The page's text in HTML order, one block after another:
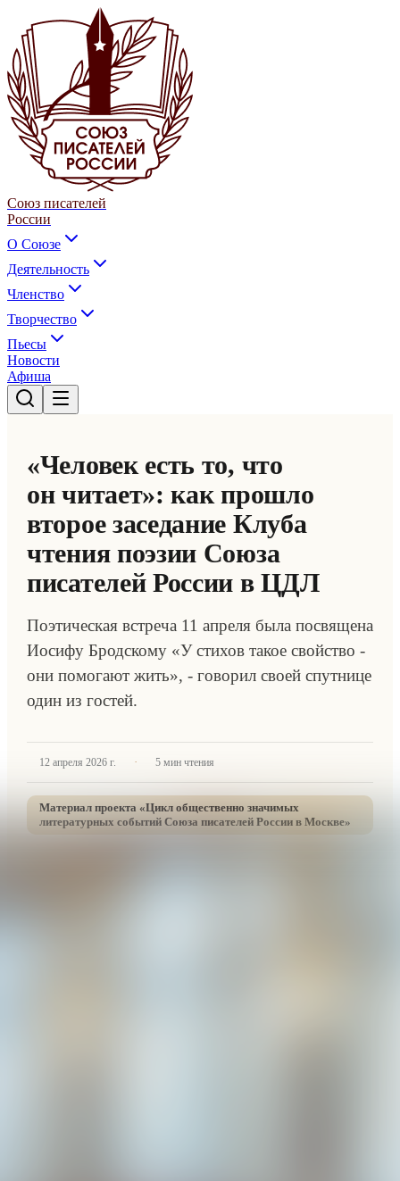
Союз писателей
России
О Союзе
Деятельность
Членство
Творчество
Пьесы
Новости
Афиша
«Человек есть то, что
он читает»: как прошло
второе заседание Клуба
чтения поэзии Союза
писателей России в ЦДЛ
Поэтическая встреча 11 апреля была посвящена
Иосифу Бродскому «У стихов такое свойство -
они помогают жить», - говорил своей спутнице
один из гостей.
12 апреля 2026 г. · 5 мин чтения
Материал проекта «Цикл общественно значимых
литературных событий Союза писателей России в Москве»